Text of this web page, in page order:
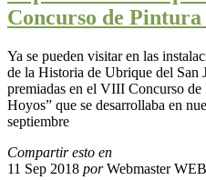
Concurso de
Ya se pueden visitar en las
de la Historia de Ubrique del San
premiadas en el VIII Concurso
Hoyos” que se desarrollaba en
septiembre
Compartir esto en
11 Sep 2018 porWebmaster WEB